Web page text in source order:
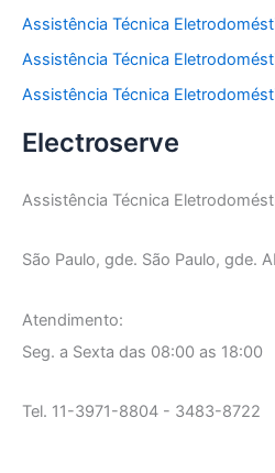
Assistência Técnica
Assistência Técnica
Assistência Técnica
Electroserve
Assistência Técnica
São Paulo, gde. São Paulo, gde.
Atendimento:
Seg. a Sexta das 08:00 as 18:00
Tel. 11-3971-8804 - 3483-8722